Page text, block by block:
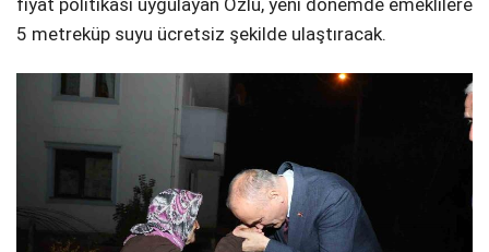
5 metreküp suyu ücretsiz şekilde ulaştıracak.